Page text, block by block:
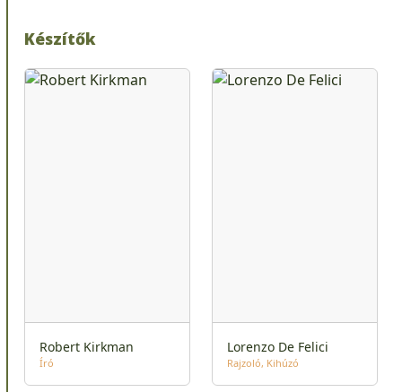
Készítők
Robert Kirkman
Író
Lorenzo De Felici
Rajzoló Kihúzó